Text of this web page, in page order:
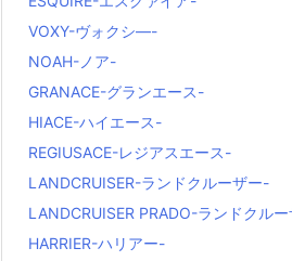
VOXY-ヴォクシ―-
NOAH-ノア-
GRANACE-グランエース-
HIACE-ハイエース-
REGIUSACE-レジアスエース-
LANDCRUISER-ランドクルーザー-
LANDCRUISER PRADO-ランドクル
HARRIER-ハリアー-